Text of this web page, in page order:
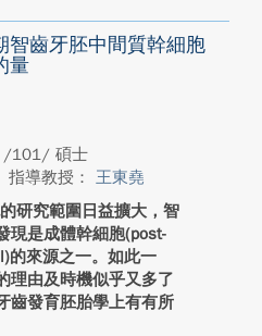
智齒牙胚中間質幹細胞
量
/101/ 碩士
指導教授： 王東堯
研究範圍日益擴大，智
現是成體幹細胞(post-
的來源之一。如此一
理由及時機似乎又多了
齒發育胚胎學上有有所